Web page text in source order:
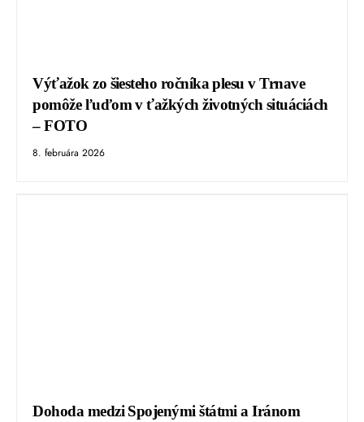
Výťažok zo šiesteho ročníka plesu v Trnave
pomôže ľuďom v ťažkých životných situáciách
– FOTO
8. februára 2026
Dohoda medzi Spojenými štátmi a Iránom